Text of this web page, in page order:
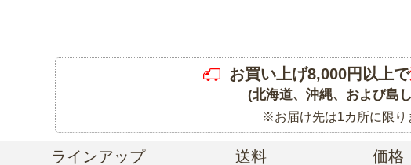
お買い上げ8,000円以上で
(北海道、沖縄、および島
※お届け先は1カ所に限り
ラインアップ 送料 価格